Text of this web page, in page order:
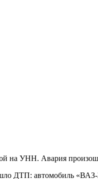
на УНН. Авария
ДТП: автомобиль